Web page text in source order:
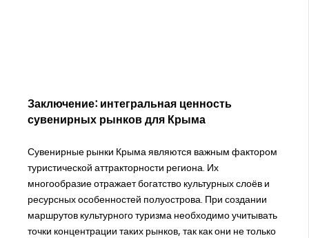
Заключение: интегральная ценность
сувенирных рынков для Крыма
Сувенирные рынки Крыма являются важным фактором
туристической аттракторности региона. Их
многообразие отражает богатство культурных слоёв и
ресурсных особенностей полуострова. При создании
маршрутов культурного туризма необходимо учитывать
точки концентрации таких рынков, так как они не только